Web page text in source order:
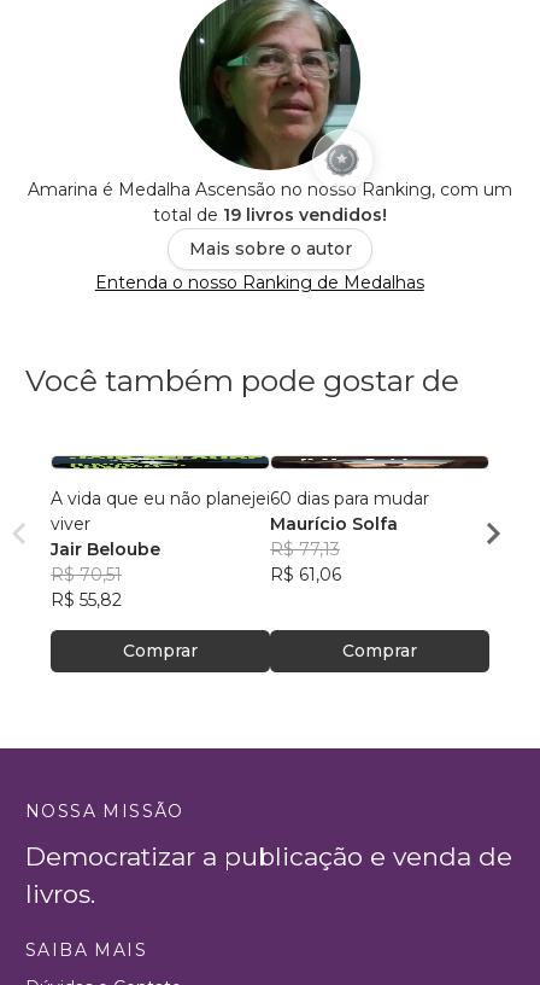
Amarina é Medalha Ascensão no nosso Ranking, com um
total de 19 livros vendidos!
Mais sobre o autor
Entenda o nosso Ranking de Medalhas
Você também pode gostar de
A vida que eu não planejei
viver
Jair Beloube
R$ 70,51
R$ 55,82
Comprar
60 dias para mudar
Maurício Solfa
R$ 77,13
R$ 61,06
Comprar
R$
NOSSA MISSÃO
Democratizar a publicação e venda de
livros.
SAIBA MAIS